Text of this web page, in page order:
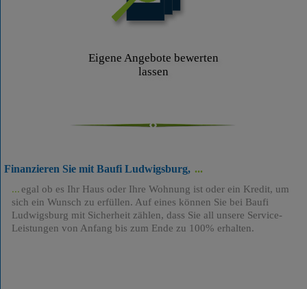
Eigene Angebote bewerten
lassen
Finanzieren Sie mit Baufi Ludwigsburg,
egal ob es Ihr Haus oder Ihre Wohnung ist oder ein Kredit, um
sich ein Wunsch zu erfüllen. Auf eines können Sie bei Baufi
Ludwigsburg mit Sicherheit zählen, dass Sie all unsere Service-
Leistungen von Anfang bis zum Ende zu 100% erhalten.